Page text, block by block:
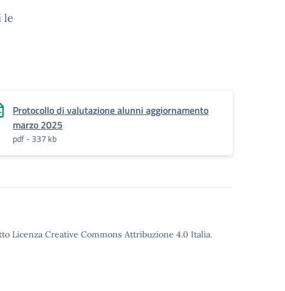
le
Protocollo di valutazione alunni aggiornamento
marzo 2025
pdf - 337 kb
Licenza Creative Commons Attribuzione 4.0 Italia.